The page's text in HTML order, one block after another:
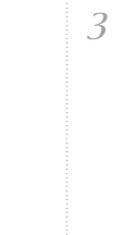
3